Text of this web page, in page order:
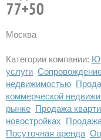
Москва
Категории компании:
услуги
недвижимостью
коммерческой
рынке Продажа
новостройках
Посуточная аренда